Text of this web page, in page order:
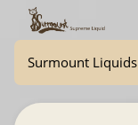
Surmount Liquids